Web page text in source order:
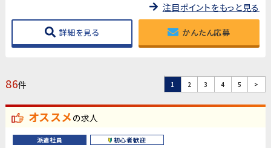
注目ポイントをもっと見る
詳細を見る かんたん応募
86件 1 2 3 4 5 >
オススメの求人
派遣社員 初心者歓迎